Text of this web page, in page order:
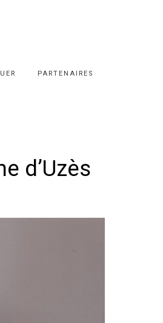
PARTENAIRES
d’Uzès